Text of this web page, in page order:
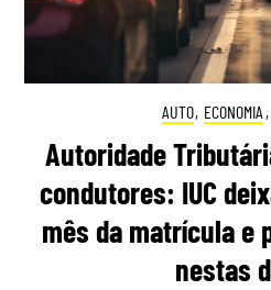
AUTO, ECONOMIA ,
Autoridade
condutores: IUC
mês da matrícula e
nestas